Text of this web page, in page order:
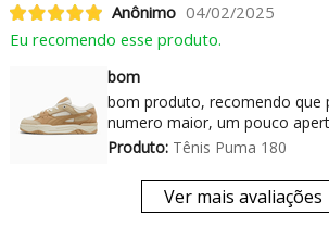
Anônimo 04/02/2025
Eu recomendo esse produto.
bom
bom produto, recomendo que
numero maior, um pouco
Produto:Tênis Puma 180
Ver mais avaliações